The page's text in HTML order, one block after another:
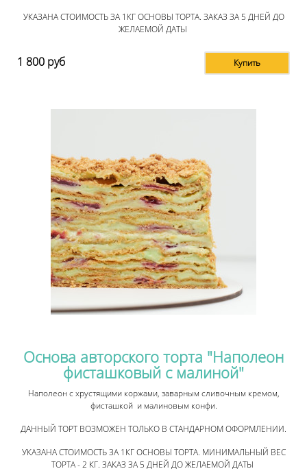
УКАЗАНА СТОИМОСТЬ ЗА 1КГ ОСНОВЫ ТОРТА. ЗАКАЗ ЗА 5 ДНЕЙ ДО
ЖЕЛАЕМОЙ ДАТЫ
1 800 руб Купить
Основа авторского торта "Наполеон
фисташковый с малиной"
Наполеон с хрустящими коржами, заварным сливочным кремом,
фисташкой и малиновым конфи.
ДАННЫЙ ТОРТ ВОЗМОЖЕН ТОЛЬКО В СТАНДАРНОМ ОФОРМЛЕНИИ.
УКАЗАНА СТОИМОСТЬ ЗА 1КГ ОСНОВЫ ТОРТА. МИНИМАЛЬНЫЙ ВЕС
ТОРТА - 2 КГ. ЗАКАЗ ЗА 5 ДНЕЙ ДО ЖЕЛАЕМОЙ ДАТЫ